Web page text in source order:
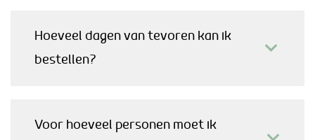
Hoeveel dagen van tevoren kan ik
bestellen?
Voor hoeveel personen moet ik